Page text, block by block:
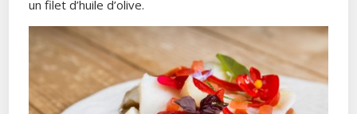
un filet d’huile d’olive.